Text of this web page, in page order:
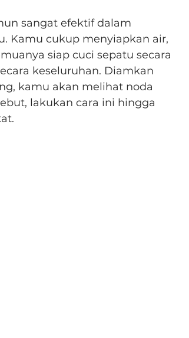
sangat efektif dalam
Kamu cukup menyiapkan air,
siap cuci sepatu secara
keseluruhan. Diamkan
kamu akan melihat noda
lakukan cara ini hingga